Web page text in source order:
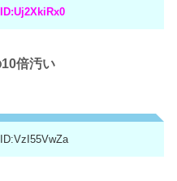
ID:Uj2XkiRx0
倍汚い
ID:VzI55VwZa